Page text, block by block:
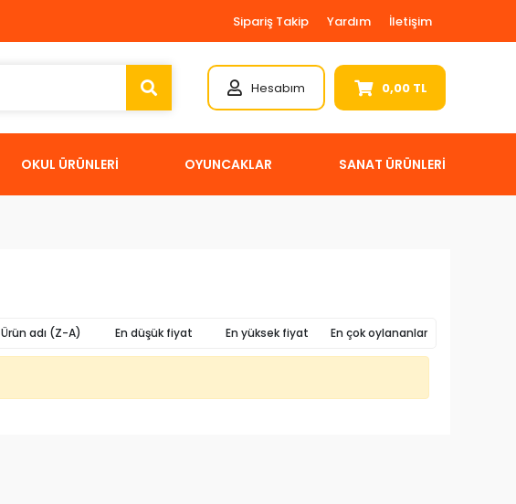
Sipariş Takip Yardım İletişim
Hesabım 0,00 TL
OKUL ÜRÜNLERİ OYUNCAKLAR SANAT ÜRÜNLERİ
Ürün adı (Z-A) En düşük fiyat En yüksek fiyat En çok oylananlar